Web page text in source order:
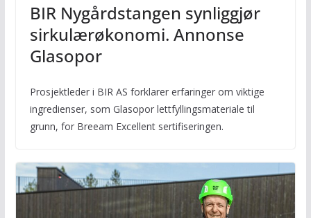
BIR Nygårdstangen synliggjør
sirkulærøkonomi. Annonse
Glasopor
Prosjektleder i BIR AS forklarer erfaringer om viktige
ingredienser, som Glasopor lettfyllingsmateriale til
grunn, for Breeam Excellent sertifiseringen.